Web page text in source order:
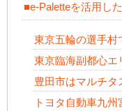
■e-Paletteを活用し
東京五輪の選手村
東京臨海副都心エ
豊田市はマルチ
トヨタ自動車九